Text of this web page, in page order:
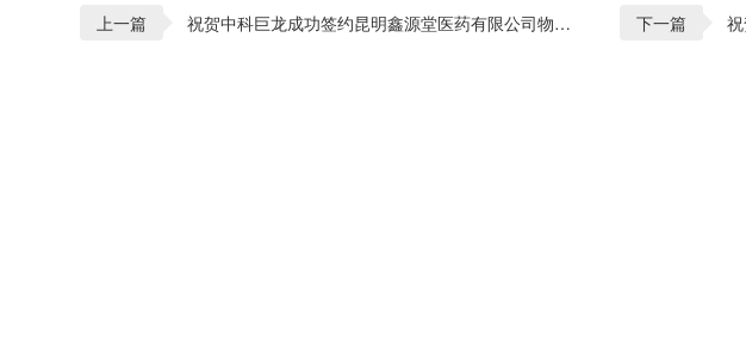
上一篇 祝贺中科巨龙成功签约昆明鑫源堂医药有限公司物流配送中心电子标签拣货系统。 下一篇